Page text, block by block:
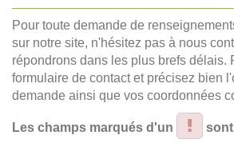
Pour toute demande de
sur notre site, n'hésitez pas à nous
répondrons dans les plus brefs délais.
formulaire de contact et précisez bien
demande ainsi que vos coordonnées
Les champs marqués d'un